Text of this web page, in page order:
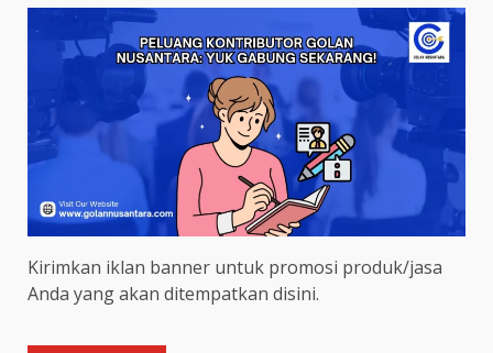
Kirimkan iklan banner untuk promosi produk/jasa
Anda yang akan ditempatkan disini.